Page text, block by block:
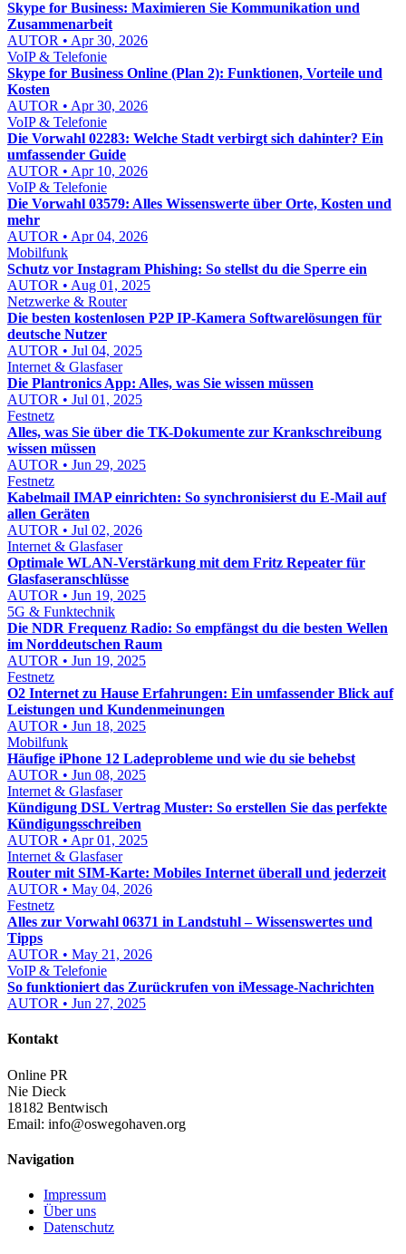
Skype for Business: Maximieren Sie Kommunikation und
Zusammenarbeit
AUTOR • Apr 30, 2026
VoIP & Telefonie
Skype for Business Online (Plan 2): Funktionen, Vorteile und
Kosten
AUTOR • Apr 30, 2026
VoIP & Telefonie
Die Vorwahl 02283: Welche Stadt verbirgt sich dahinter? Ein
umfassender Guide
AUTOR • Apr 10, 2026
VoIP & Telefonie
Die Vorwahl 03579: Alles Wissenswerte über Orte, Kosten und
mehr
AUTOR • Apr 04, 2026
Mobilfunk
Schutz vor Instagram Phishing: So stellst du die Sperre ein
AUTOR • Aug 01, 2025
Netzwerke & Router
Die besten kostenlosen P2P IP-Kamera Softwarelösungen für
deutsche Nutzer
AUTOR • Jul 04, 2025
Internet & Glasfaser
Die Plantronics App: Alles, was Sie wissen müssen
AUTOR • Jul 01, 2025
Festnetz
Alles, was Sie über die TK-Dokumente zur Krankschreibung
wissen müssen
AUTOR • Jun 29, 2025
Festnetz
Kabelmail IMAP einrichten: So synchronisierst du E-Mail auf
allen Geräten
AUTOR • Jul 02, 2026
Internet & Glasfaser
Optimale WLAN-Verstärkung mit dem Fritz Repeater für
Glasfaseranschlüsse
AUTOR • Jun 19, 2025
5G & Funktechnik
Die NDR Frequenz Radio: So empfängst du die besten Wellen
im Norddeutschen Raum
AUTOR • Jun 19, 2025
Festnetz
O2 Internet zu Hause Erfahrungen: Ein umfassender Blick auf
Leistungen und Kundenmeinungen
AUTOR • Jun 18, 2025
Mobilfunk
Häufige iPhone 12 Ladeprobleme und wie du sie behebst
AUTOR • Jun 08, 2025
Internet & Glasfaser
Kündigung DSL Vertrag Muster: So erstellen Sie das perfekte
Kündigungsschreiben
AUTOR • Apr 01, 2025
Internet & Glasfaser
Router mit SIM-Karte: Mobiles Internet überall und jederzeit
AUTOR • May 04, 2026
Festnetz
Alles zur Vorwahl 06371 in Landstuhl – Wissenswertes und
Tipps
AUTOR • May 21, 2026
VoIP & Telefonie
So funktioniert das Zurückrufen von iMessage-Nachrichten
AUTOR • Jun 27, 2025
Kontakt
Online PR
Nie Dieck
18182 Bentwisch
Email: info@oswegohaven.org
Navigation
Impressum
Über uns
Datenschutz